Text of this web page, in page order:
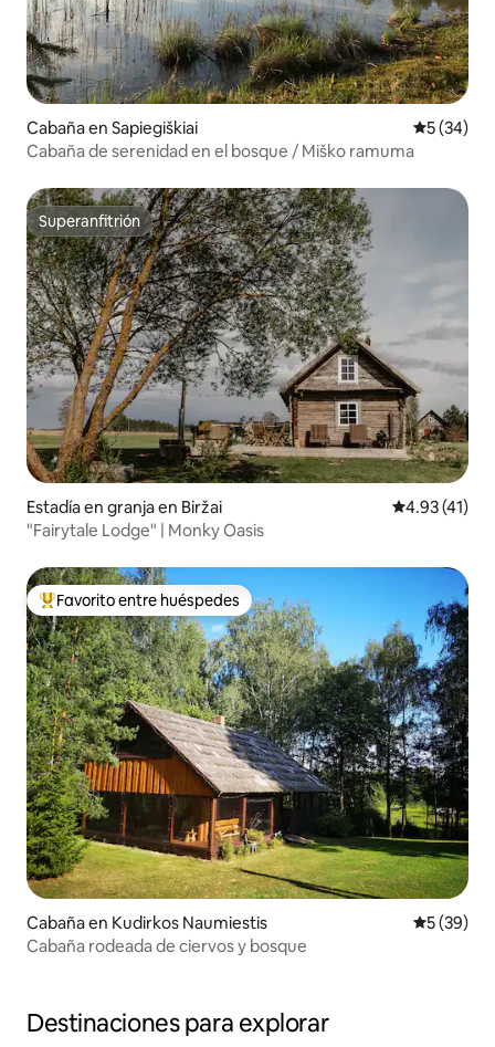
Cabaña en Sapiegiškiai
5 (34)
Cabaña de serenidad en el bosque / Miško ramuma
Superanfitrión
Superanfitrión
Estadía en granja en Biržai Calificación
4.93 (41)
"Fairytale Lodge" | Monky Oasis
Favorito entre huéspedes preferido
Favorito entre huéspedes
Cabaña en Kudirkos Naumiestis
5 (39)
Cabaña rodeada de ciervos y bosque
Destinaciones para explorar